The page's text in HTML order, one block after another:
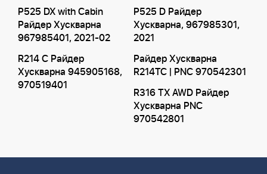
P525 DX with Cabin
Райдер Хускварна
967985401, 2021-02
P525 D Райдер
Хускварна, 967985301,
2021
R214 C Райдер
Хускварна 945905168,
970519401
Райдер Хускварна
R214TC | PNC 970542301
R316 TX AWD Райдер
Хускварна PNC
970542801